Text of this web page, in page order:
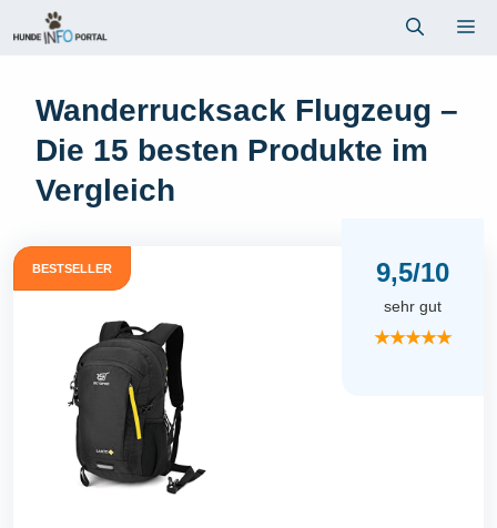
Inhalt
Wanderrucksack Flugzeug –
Die 15 besten Produkte im
Vergleich
BESTSELLER 9,5/10
sehr gut
★★★★★